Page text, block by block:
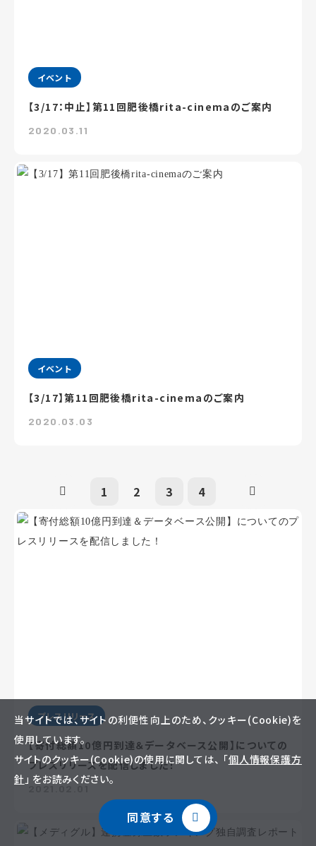
イベント
【3/17：中止】第11回肥後橋rita-cinemaのご案内
2020.03.11
イベント
【3/17】第11回肥後橋rita-cinemaのご案内
2020.03.03
1 2 3 4
プレスリリース
【寄付総額10億円到達＆データベース公開】についての
プレスリリースを配信しました！
当サイトでは、サイトの利便性向上のため、クッキー(Cookie)を
使用しています。
サイトのクッキー(Cookie)の使用に関しては、 「個人情報保護方
針」 をお読みください。
同意する